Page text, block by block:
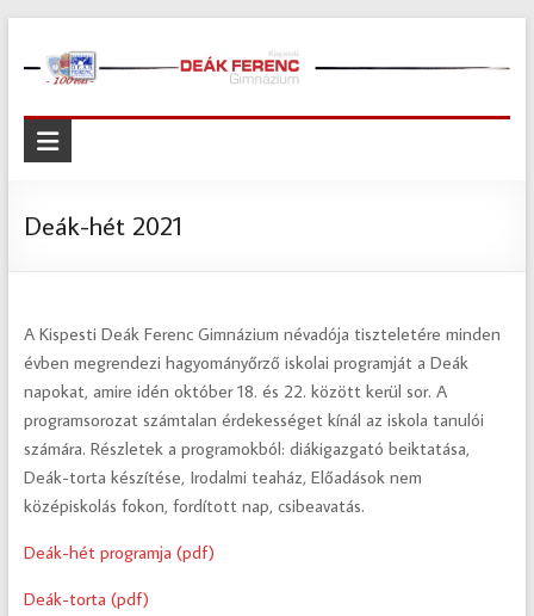
Kispesti
Ferenc
Deák
Ferenc
Gimnázium
Deák-hét 2021
A Kispesti Deák Ferenc Gimnázium névadója tiszteletére minden
évben megrendezi hagyományőrző iskolai programját a Deák
napokat, amire idén október 18. és 22. között kerül sor. A
programsorozat számtalan érdekességet kínál az iskola tanulói
számára. Részletek a programokból: diákigazgató beiktatása,
Deák-torta készítése, Irodalmi teaház, Előadások nem
középiskolás fokon, fordított nap, csibeavatás.
Deák-hét programja (pdf)
Deák-torta (pdf)